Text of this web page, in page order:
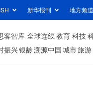
新华报刊 地方频道
客智库 全球连线教育 科技
振兴银龄溯源中国城市旅游